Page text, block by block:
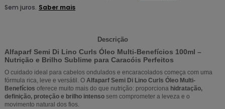
Descrição
Alfaparf Semi Di Lino Curls Óleo Multi-Benefícios 100ml –
Nutrição e Brilho Sublime para Caracóis Perfeitos
O cuidado ideal para cabelos ondulados e encaracolados começa com uma
fórmula rica, leve e versátil. O Alfaparf Semi Di Lino Curls Óleo Multi-
Benefícios oferece muito mais do que nutrição: proporciona hidratação,
definição, proteção e brilho intenso sem comprometer a leveza e o
movimento natural dos fios.